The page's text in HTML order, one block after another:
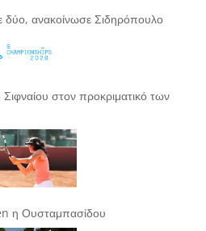
δύο, ανακοίνωσε Σιδηρόπουλο
στον προκριματικό των
η Ουσταμπασίδου